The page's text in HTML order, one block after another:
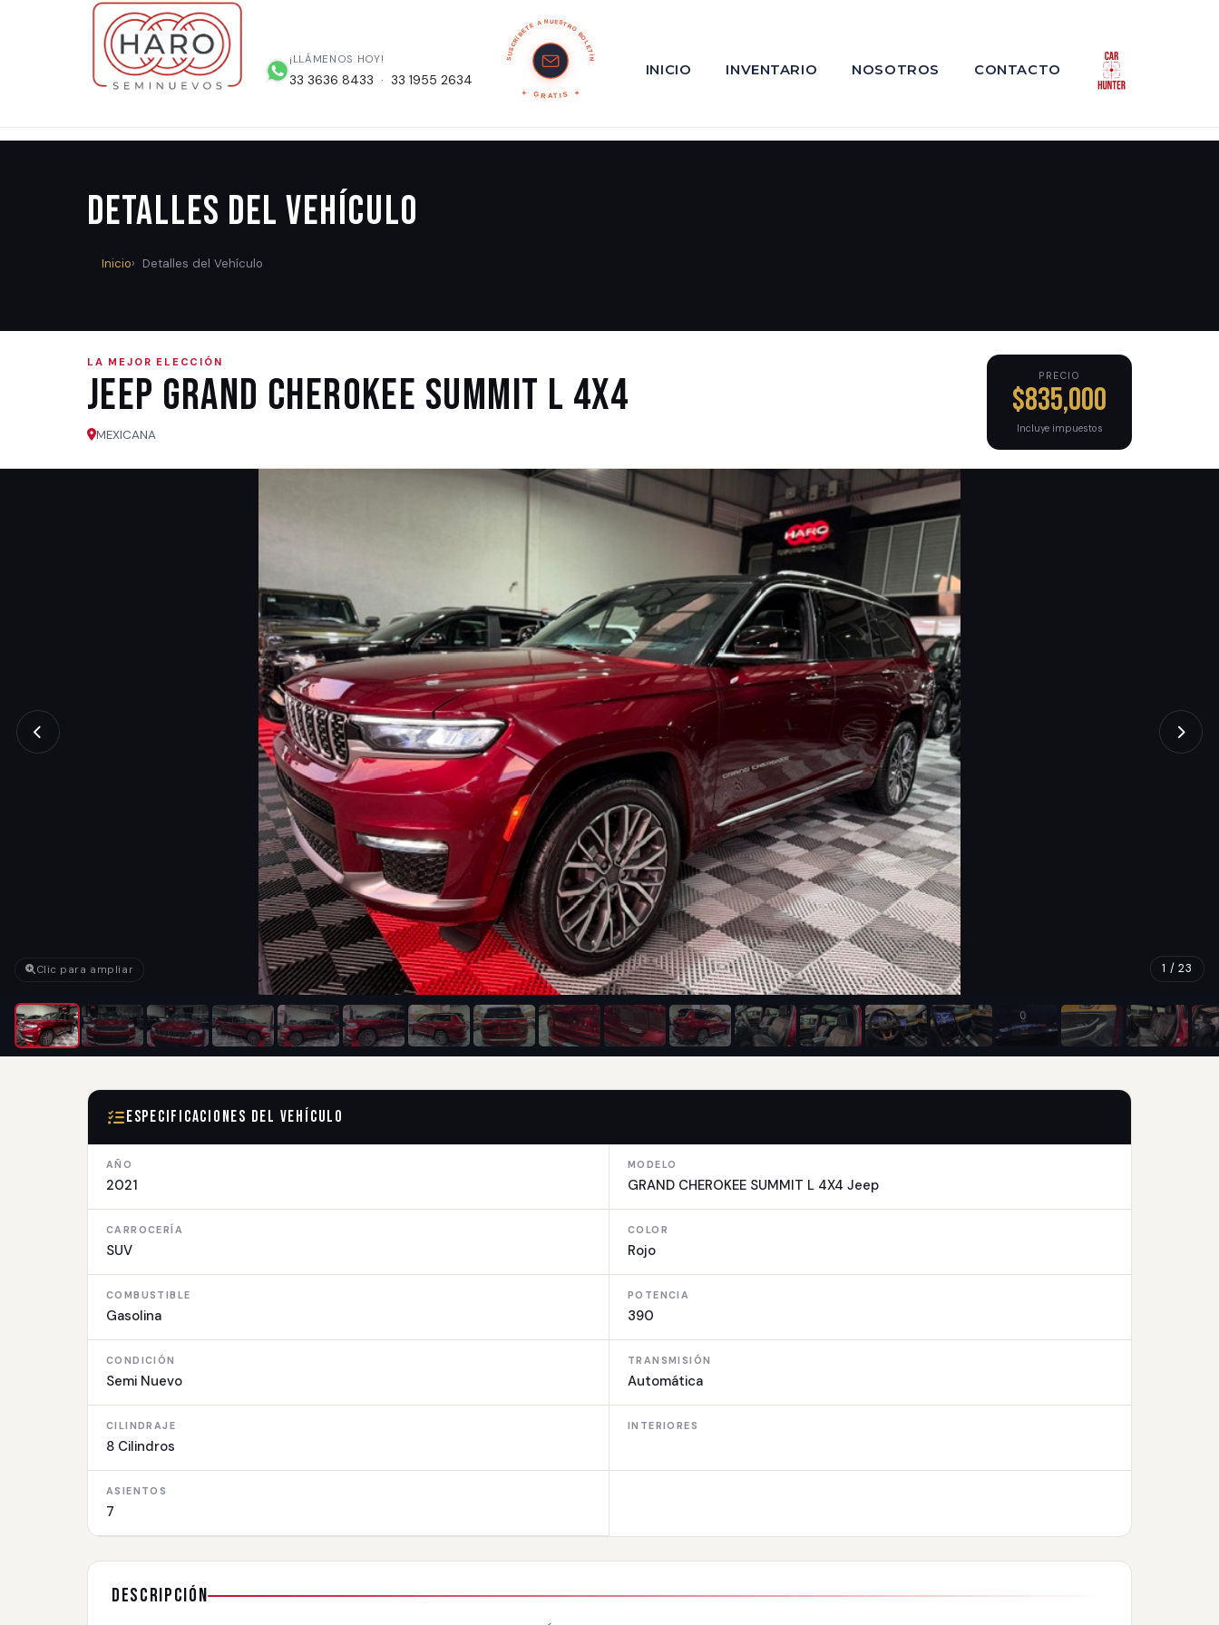
¡LLÁMENOS HOY!
33 3636 8433 · 33 1955 2634
SUSCRÍBETE A NUESTRO BOLETÍN
GRATIS
INICIO INVENTARIO NOSOTROS CONTACTO
Detalles del Vehículo
Inicio Detalles del Vehículo
LA MEJOR ELECCIÓN
Jeep GRAND CHEROKEE SUMMIT L 4X4
MEXICANA
PRECIO
$835,000
Incluye impuestos
1 / 23
Clic para ampliar
Especificaciones del Vehículo
AÑO
2021
MODELO
GRAND CHEROKEE SUMMIT L 4X4 Jeep
CARROCERÍA
SUV
COLOR
Rojo
COMBUSTIBLE
Gasolina
POTENCIA
390
CONDICIÓN
Semi Nuevo
TRANSMISIÓN
Automática
CILINDRAJE
8 Cilindros
INTERIORES
ASIENTOS
7
Descripción